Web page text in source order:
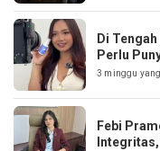
Di
Perlu
3 minggu
Febi